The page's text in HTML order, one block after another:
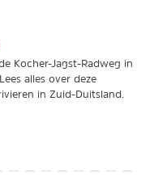
Kocher-Jagst-Radweg in
alles over deze
in Zuid-Duitsland.